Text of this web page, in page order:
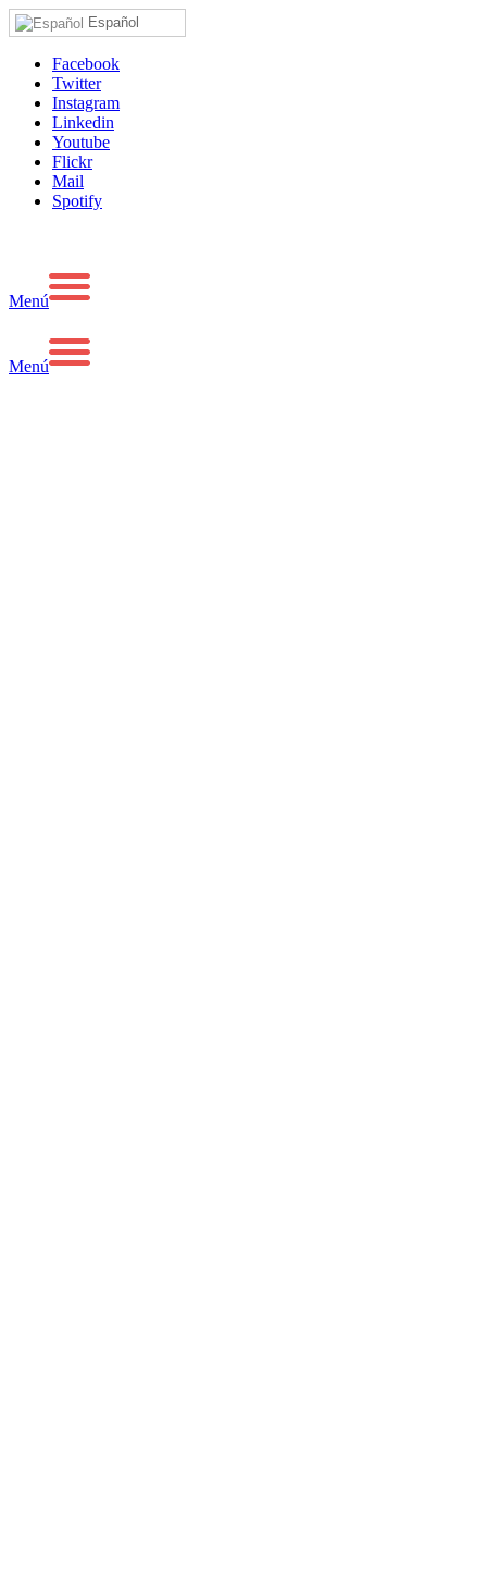
Español
Facebook
Twitter
Instagram
Linkedin
Youtube
Flickr
Mail
Spotify
Menú
Menú